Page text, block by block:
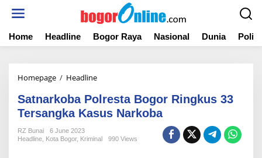
t
Home Headline Bogor Raya Nasional Dunia
Homepage / Headline
t
n
k
Satnarkoba Polresta Bogor Ringkus 33
Tersangka Kasus Narkoba
RZ Bunai
6 June 2023
Headline Kota Bogor, Kriminal 990 Views